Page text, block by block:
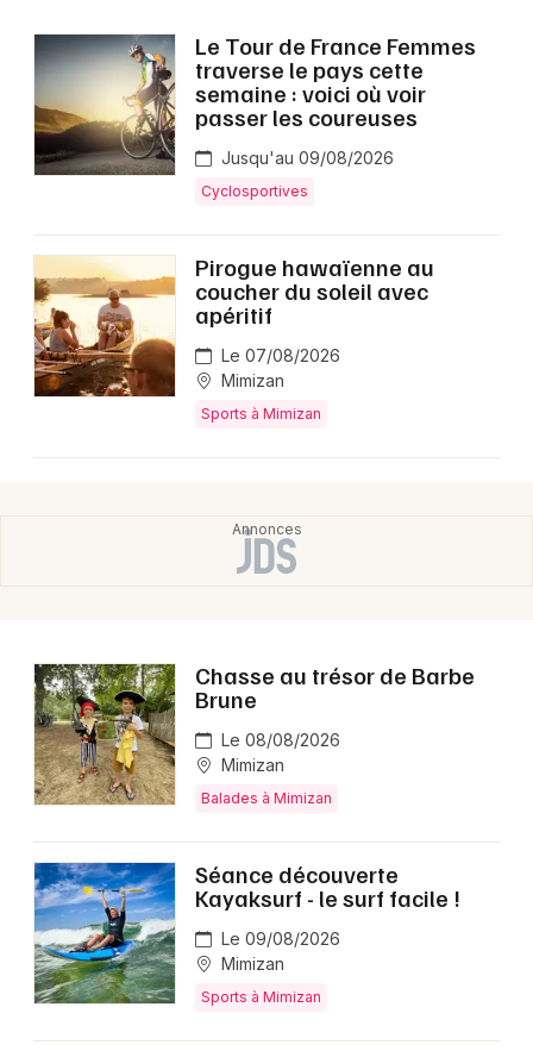
Le Tour de France Femmes
traverse le pays cette
semaine : voici où voir
passer les coureuses
Jusqu'au 09/08/2026
Cyclosportives
Pirogue hawaïenne au
coucher du soleil avec
apéritif
Le 07/08/2026
Mimizan
Sports à Mimizan
Chasse au trésor de Barbe
Brune
Le 08/08/2026
Mimizan
Balades à Mimizan
Séance découverte
Kayaksurf - le surf facile !
Le 09/08/2026
Mimizan
Sports à Mimizan